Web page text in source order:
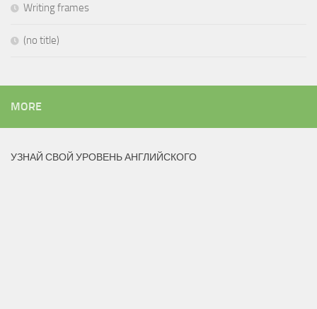
Writing frames
(no title)
MORE
УЗНАЙ СВОЙ УРОВЕНЬ АНГЛИЙСКОГО